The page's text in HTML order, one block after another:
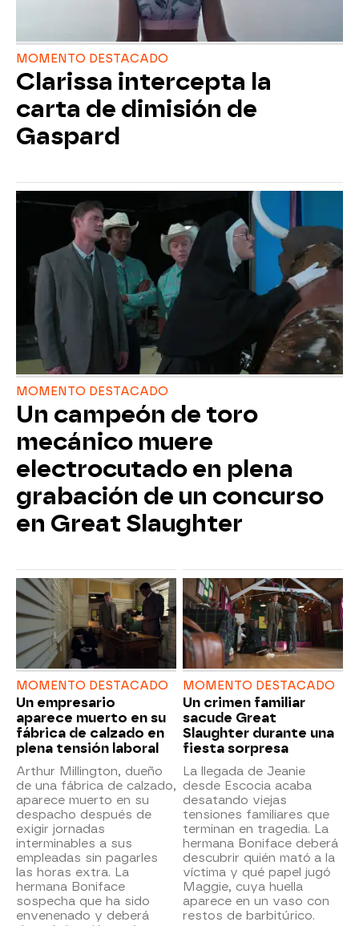
MOMENTO DESTACADO
Clarissa intercepta la
carta de dimisión de
Gaspard
MOMENTO DESTACADO
Un campeón de toro
mecánico muere
electrocutado en plena
grabación de un concurso
en Great Slaughter
MOMENTO DESTACADO
Un empresario
aparece muerto en su
fábrica de calzado en
plena tensión laboral
Arthur Millington, dueño
de una fábrica de calzado,
aparece muerto en su
despacho después de
exigir jornadas
interminables a sus
empleadas sin pagarles
las horas extra. La
hermana Boniface
sospecha que ha sido
envenenado y deberá
MOMENTO DESTACADO
Un crimen familiar
sacude Great
Slaughter durante una
fiesta sorpresa
La llegada de Jeanie
desde Escocia acaba
desatando viejas
tensiones familiares que
terminan en tragedia. La
hermana Boniface deberá
descubrir quién mató a la
víctima y qué papel jugó
Maggie, cuya huella
aparece en un vaso con
restos de barbitúrico.